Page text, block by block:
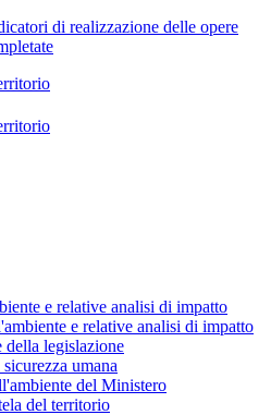
di realizzazione delle opere
e relative analisi di impatto
e relative analisi di impatto
della legislazione
umana
del Ministero
del territorio